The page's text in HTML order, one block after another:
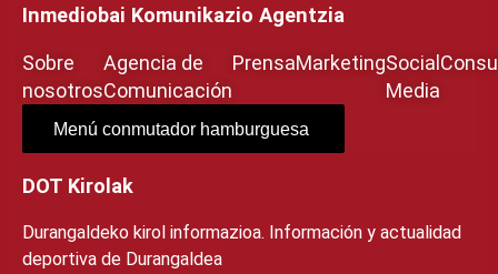
Inmediobai Komunikazio Agentzia
Sobre
nosotros
Agencia de
Comunicación
PrensaMarketingSocial
Media
Menú conmutador hamburguesa
DOT Kirolak
Durangaldeko kirol informazioa. Información y actualidad
deportiva de Durangaldea